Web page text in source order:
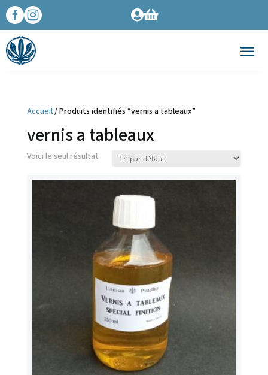
 
Accueil/ Produits identifiés “vernis a tableaux”
vernis a tableaux
Voici le seul résultat